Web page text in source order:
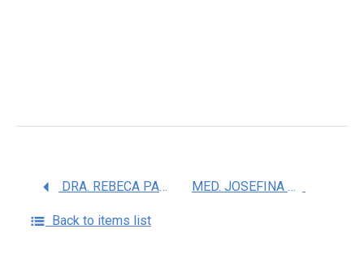
DRA. REBECA PALACIOS CORONA MED. JOSEFINA MARIA ALBERU GOMEZ
Back to items list